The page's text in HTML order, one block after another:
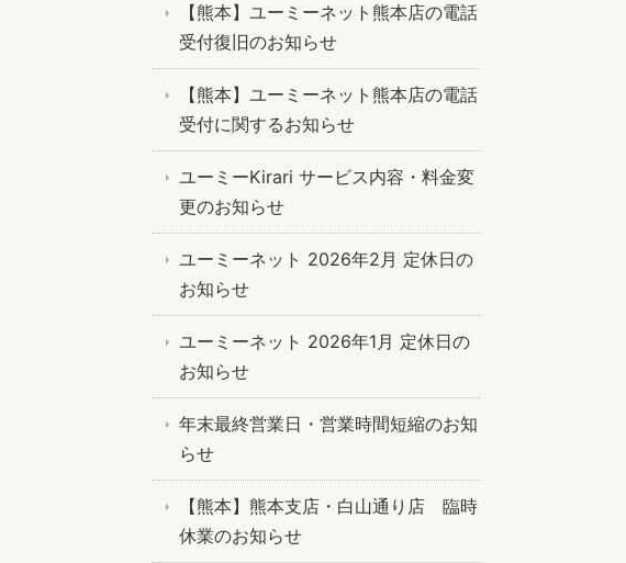
【熊本】ユーミーネット熊本店の電話
受付復旧のお知らせ
【熊本】ユーミーネット熊本店の電話
受付に関するお知らせ
ユーミーKirari サービス内容・料金変
更のお知らせ
ユーミーネット 2026年2月 定休日の
お知らせ
ユーミーネット 2026年1月 定休日の
お知らせ
年末最終営業日・営業時間短縮のお知
らせ
【熊本】熊本支店・白山通り店 臨時
休業のお知らせ